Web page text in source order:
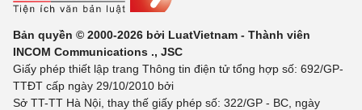
Bản quyền © 2000-2026 bởi LuatVietnam - Thành viên
INCOM Communications ., JSC
Giấy phép thiết lập trang Thông tin điện tử tổng hợp số: 692/GP-
TTĐT cấp ngày 29/10/2010 bởi
Sở TT-TT Hà Nội, thay thế giấy phép số: 322/GP - BC, ngày